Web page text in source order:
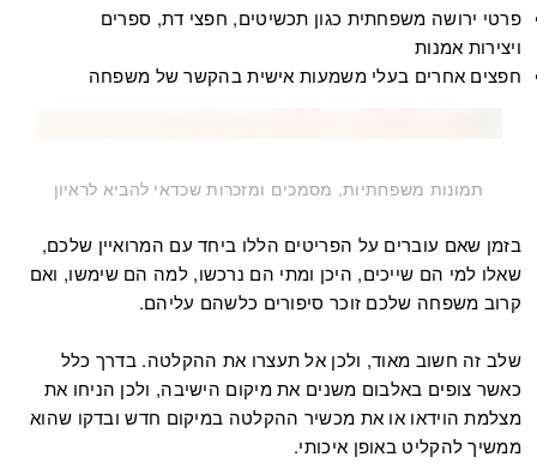
פרטי ירושה משפחתית כגון תכשיטים, חפצי דת, ספרים
ויצירות אמנות
חפצים אחרים בעלי משמעות אישית בהקשר של משפחה
תמונות משפחתיות, מסמכים ומזכרות שכדאי להביא לראיון
בזמן שאם עוברים על הפריטים הללו ביחד עם המרואיין שלכם,
שאלו למי הם שייכים, היכן ומתי הם נרכשו, למה הם שימשו, ואם
קרוב משפחה שלכם זוכר סיפורים כלשהם עליהם.
שלב זה חשוב מאוד, ולכן אל תעצרו את ההקלטה. בדרך כלל
כאשר צופים באלבום משנים את מיקום הישיבה, ולכן הניחו את
מצלמת הוידאו או את מכשיר ההקלטה במיקום חדש ובדקו שהוא
ממשיך להקליט באופן איכותי.